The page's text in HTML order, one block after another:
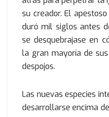
su creador. El
duró mil siglos antes
se desquebrajase en
la gran mayoría de
despojos.
Las nuevas especies
desarrollarse encima